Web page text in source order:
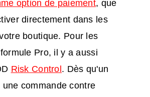
option de paiement, que
directement dans les
boutique. Pour les
Pro, il y a aussi
Risk Control . Dès qu'un
commande contre